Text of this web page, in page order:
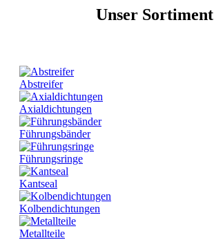
Unser Sortiment
Abstreifer
Axialdichtungen
Führungsbänder
Führungsringe
Kantseal
Kolbendichtungen
Metallteile